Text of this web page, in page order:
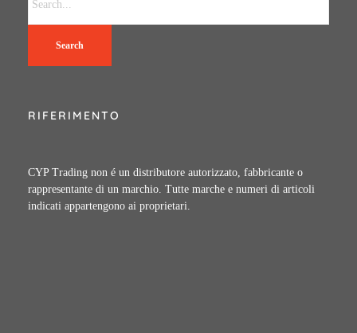
Search
RIFERIMENTO
CYP Trading non é un distributore autorizzato, fabbricante o
rappresentante di un marchio. Tutte marche e numeri di articoli
indicati appartengono ai proprietari.